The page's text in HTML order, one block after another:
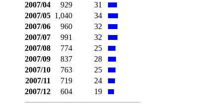
2007/04
929
31
2007/05 1,040
34
2007/06
960
32
2007/07
991
32
2007/08
774
25
2007/09
837
28
2007/10
763
25
2007/11
719
24
2007/12
604 19